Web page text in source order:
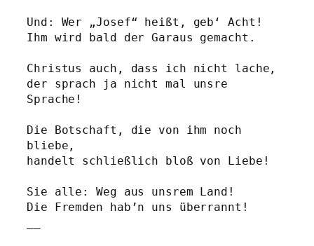
Und: Wer „Josef“ heißt, geb‘ Acht!
Ihm wird bald der Garaus gemacht.
Christus auch, dass ich nicht lache,
der sprach ja nicht mal unsre
Sprache!
Die Botschaft, die von ihm noch
bliebe,
handelt schließlich bloß von Liebe!
Sie alle: Weg aus unsrem Land!
Die Fremden hab’n uns überrannt!